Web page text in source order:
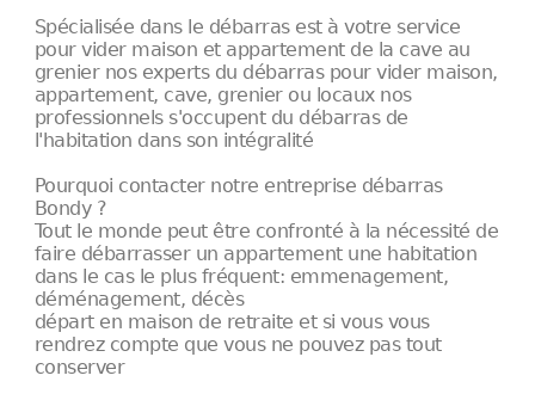
Spécialisée dans le débarras est à votre service
pour vider maison et appartement de la cave au
grenier nos experts du débarras pour vider maison,
appartement, cave, grenier ou locaux nos
professionnels s'occupent du débarras de
l'habitation dans son intégralité
Pourquoi contacter notre entreprise débarras
Bondy ?
Tout le monde peut être confronté à la nécessité de
faire débarrasser un appartement une habitation
dans le cas le plus fréquent: emmenagement,
déménagement, décès
départ en maison de retraite et si vous vous
rendrez compte que vous ne pouvez pas tout
conserver